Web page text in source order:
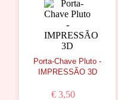
Porta-Chave Pluto -
IMPRESSÃO 3D
€ 3,50